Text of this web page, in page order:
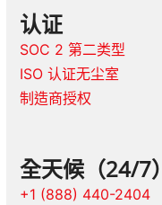
认证
SOC 2 第二类型
ISO 认证无尘室
制造商授权
全天候（24/7）
+1 (888) 440-2404